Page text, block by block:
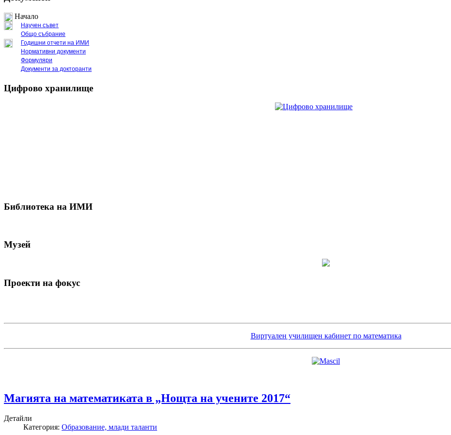
Начало
Научен съвет
Общо събрание
Годишни отчети на ИМИ
Нормативни документи
Формуляри
Документи за докторанти
Цифрово хранилище
Библиотека на ИМИ
Музей
Проекти на фокус
Виртуален училищен кабинет по математика
Магията на математиката в „Нощта на учените 2017“
Детайли
Категория: Образование, млади таланти